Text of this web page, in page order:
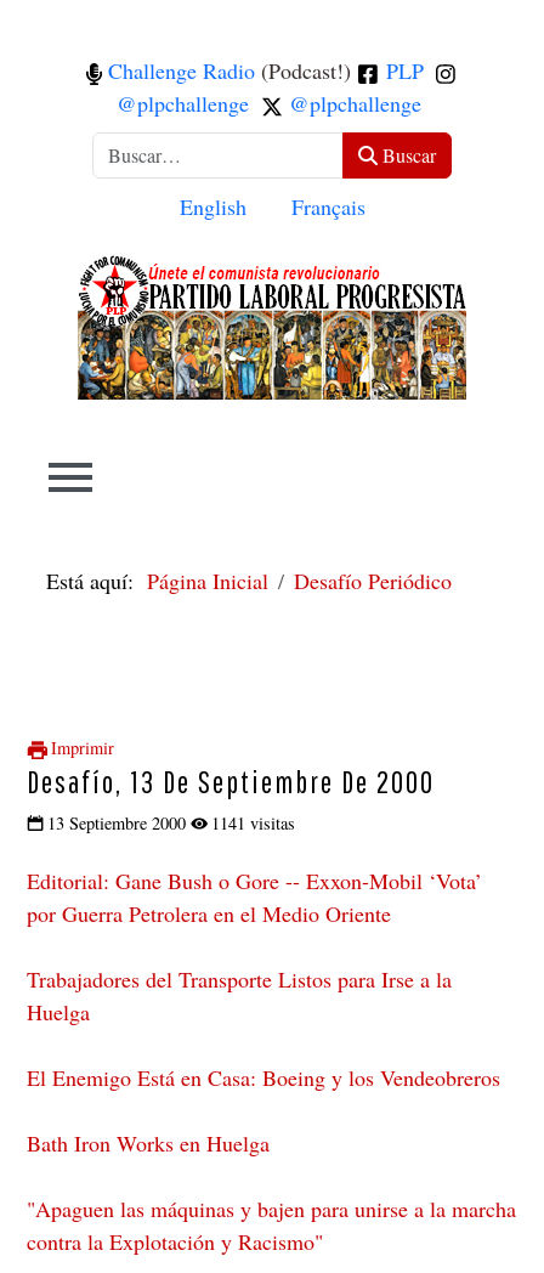
Challenge Radio (Podcast!)
PLP
@plpchallenge
@plpchallenge
Buscar Buscar
Seleccione su idioma
English Français
Está aquí:Página Inicial Desafío Periódico
Imprimir
Desafío, 13 De Septiembre De 2000
13 Septiembre 2000 1141 visitas
Editorial: Gane Bush o Gore -- Exxon-Mobil ‘Vota’
por Guerra Petrolera en el Medio Oriente
Trabajadores del Transporte Listos para Irse a la
Huelga
El Enemigo Está en Casa: Boeing y los Vendeobreros
Bath Iron Works en Huelga
"Apaguen las máquinas y bajen para unirse a la marcha
contra la Explotación y Racismo"